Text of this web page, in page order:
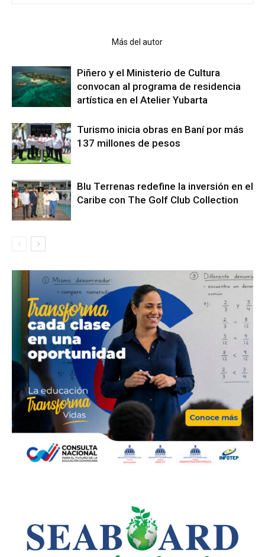
Más del autor
Piñero y el Ministerio de Cultura
convocan al programa de residencia
artística en el Atelier Yubarta
Turismo inicia obras en Baní por más
137 millones de pesos
Blu Terrenas redefine la inversión en el
Caribe con The Golf Club Collection